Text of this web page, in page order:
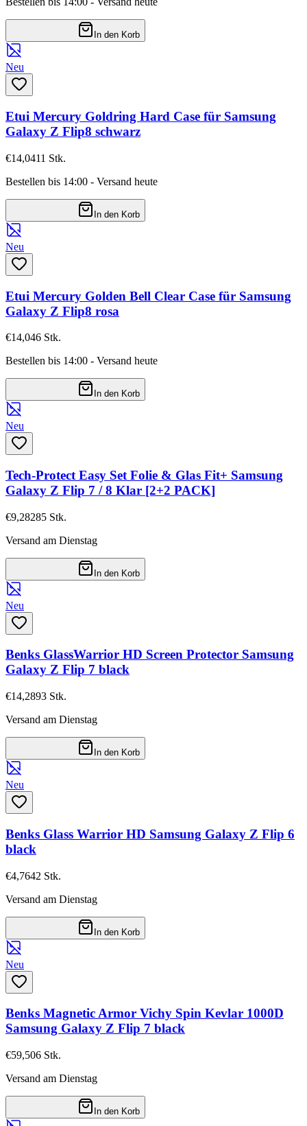
In den Korb
Neu
Etui Mercury Goldring Hard Case für Samsung
Galaxy Z Flip8 schwarz
€14,0411 Stk.
Bestellen bis 14:00 - Versand heute
In den Korb
Neu
Etui Mercury Golden Bell Clear Case für Samsung
Galaxy Z Flip8 rosa
€14,046 Stk.
Bestellen bis 14:00 - Versand heute
In den Korb
Neu
Tech-Protect Easy Set Folie & Glas Fit+ Samsung
Galaxy Z Flip 7 / 8 Klar [2+2 PACK]
€9,28285 Stk.
Versand am Dienstag
In den Korb
Neu
Benks GlassWarrior HD Screen Protector Samsung
Galaxy Z Flip 7 black
€14,2893 Stk.
Versand am Dienstag
In den Korb
Neu
Benks Glass Warrior HD Samsung Galaxy Z Flip 6
black
€4,7642 Stk.
Versand am Dienstag
In den Korb
Neu
Benks Magnetic Armor Vichy Spin Kevlar 1000D
Samsung Galaxy Z Flip 7 black
€59,506 Stk.
Versand am Dienstag
In den Korb